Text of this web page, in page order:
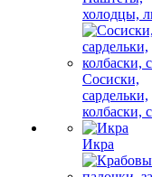
холодцы,
Сосиски,
сардельки,
колбаски,
Икра